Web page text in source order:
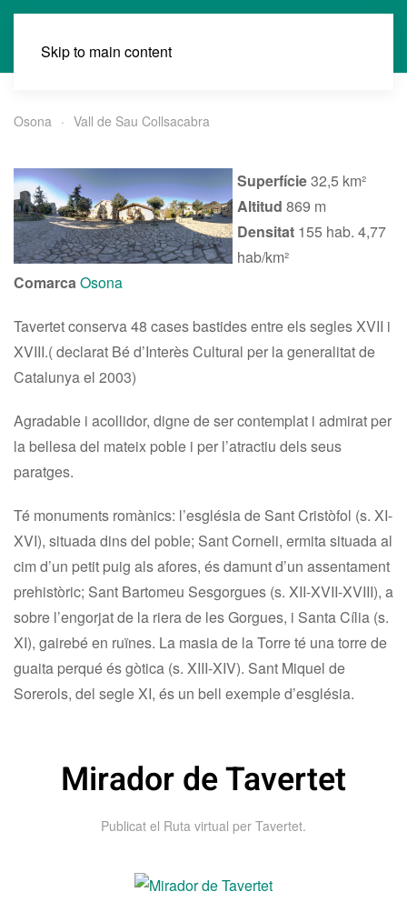
Skip to main content
Osona Vall de Sau Collsacabra
Superfície32,5 km²
Altitud 869 m
Densitat 155 hab. 4,77
hab/km²
ComarcaOsona
Tavertet conserva 48 cases bastides entre els segles XVII i
XVIII.( declarat Bé d’Interès Cultural per la generalitat de
Catalunya el 2003)
Agradable i acollidor, digne de ser contemplat i admirat per
la bellesa del mateix poble i per l’atractiu dels seus
paratges.
Té monuments romànics: l’església de Sant Cristòfol (s. XI-
XVI), situada dins del poble; Sant Corneli, ermita situada al
cim d’un petit puig als afores, és damunt d’un assentament
prehistòric; Sant Bartomeu Sesgorgues (s. XII-XVII-XVIII), a
sobre l’engorjat de la riera de les Gorgues, i Santa Cília (s.
XI), gairebé en ruïnes. La masia de la Torre té una torre de
guaita perqué és gòtica (s. XIII-XIV). Sant Miquel de
Sorerols, del segle XI, és un bell exemple d’església.
Mirador de Tavertet
Publicat el Ruta virtual per Tavertet.